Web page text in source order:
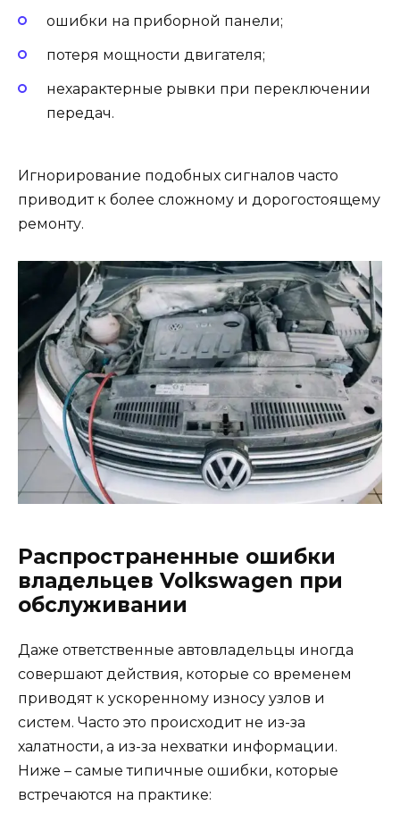
ошибки на приборной панели;
потеря мощности двигателя;
нехарактерные рывки при переключении
передач.
Игнорирование подобных сигналов часто
приводит к более сложному и дорогостоящему
ремонту.
Распространенные ошибки
владельцев Volkswagen при
обслуживании
Даже ответственные автовладельцы иногда
совершают действия, которые со временем
приводят к ускоренному износу узлов и
систем. Часто это происходит не из-за
халатности, а из-за нехватки информации.
Ниже – самые типичные ошибки, которые
встречаются на практике: